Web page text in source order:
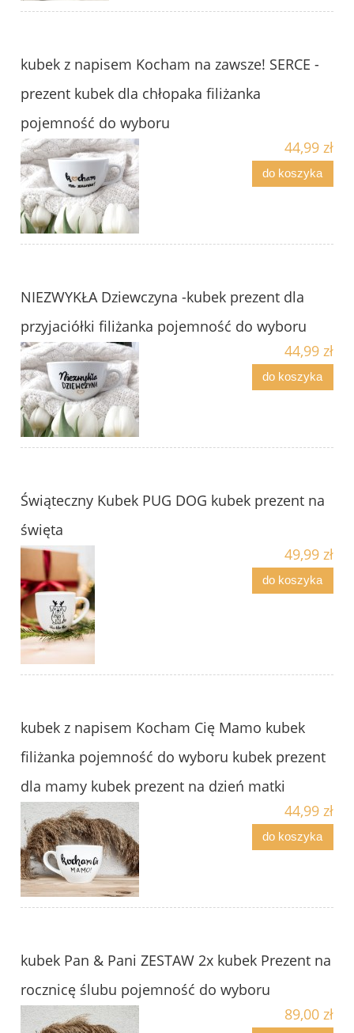
kubek z napisem Kocham na zawsze! SERCE -
prezent kubek dla chłopaka filiżanka
pojemność do wyboru
44,99 zł
do koszyka
NIEZWYKŁA Dziewczyna -kubek prezent dla
przyjaciółki filiżanka pojemność do wyboru
44,99 zł
do koszyka
Świąteczny Kubek PUG DOG kubek prezent na
święta
49,99 zł
do koszyka
kubek z napisem Kocham Cię Mamo kubek
filiżanka pojemność do wyboru kubek prezent
dla mamy kubek prezent na dzień matki
44,99 zł
do koszyka
kubek Pan & Pani ZESTAW 2x kubek Prezent na
rocznicę ślubu pojemność do wyboru
89,00 zł